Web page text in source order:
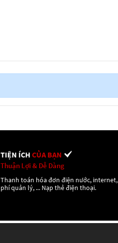
TIỆN ÍCH CỦA BẠN
Thuận Lợi & Dễ Dàng
Thanh toán hóa đơn điện nước, internet,
phí quản lý, ... Nạp thẻ điện thoại.